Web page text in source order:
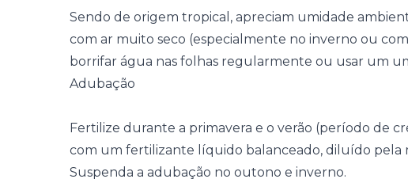
Sendo de origem tropical, apreciam umidade
com ar muito seco (especialmente no inverno ou
borrifar água nas folhas regularmente ou usar um
Adubação
Fertilize durante a primavera e o verão (período de
com um fertilizante líquido balanceado, diluído pela
Suspenda a adubação no outono e inverno.